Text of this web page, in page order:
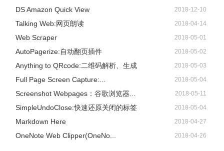
DS Amazon Quick View 2018-12-10
Talking Web:网页朗读 2018-04-14
Web Scraper 2018-05-01
AutoPagerize:自动翻页插件 2018-05-02
Anything to QRcode:二维码解析、生成 2018-05-03
Full Page Screen Capture:... 2018-05-04
Screenshot Webpages：谷歌浏览器... 2018-05-11
SimpleUndoClose:快速还原关闭的标签 2018-05-04
Markdown Here 2018-04-27
OneNote Web Clipper(OneNo... 2018-04-26